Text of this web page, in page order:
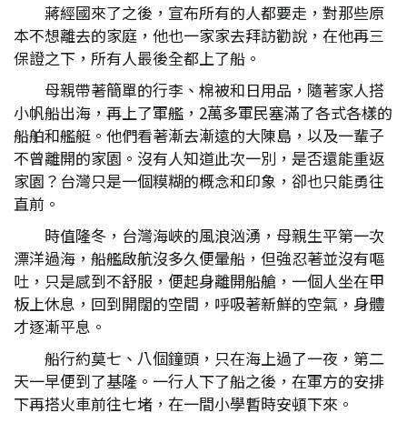
蔣經國來了之後，宣布所有的人都要走，對那些原
本不想離去的家庭，他也一家家去拜訪勸說，在他再三
保證之下，所有人最後全都上了船。
母親帶著簡單的行李、棉被和日用品，隨著家人搭
小帆船出海，再上了軍艦，2萬多軍民塞滿了各式各樣的
船舶和艦艇。他們看著漸去漸遠的大陳島，以及一輩子
不曾離開的家園。沒有人知道此次一別，是否還能重返
家園？台灣只是一個糢糊的概念和印象，卻也只能勇往
直前。
時值隆冬，台灣海峽的風浪汹湧，母親生平第一次
漂洋過海，船艦啟航沒多久便暈船，但強忍著並沒有嘔
吐，只是感到不舒服，便起身離開船艙，一個人坐在甲
板上休息，回到開闊的空間，呼吸著新鮮的空氣，身體
才逐漸平息。
船行約莫七、八個鐘頭，只在海上過了一夜，第二
天一早便到了基隆。一行人下了船之後，在軍方的安排
下再搭火車前往七堵，在一間小學暫時安頓下來。